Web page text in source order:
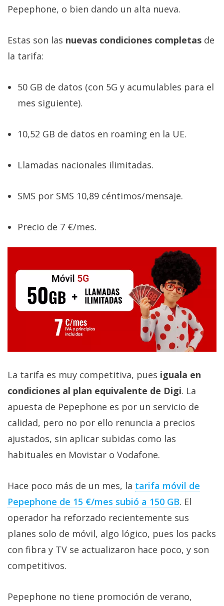
Pepephone, o bien dando un alta nueva.
Estas son las nuevas condiciones completas de
la tarifa:
50 GB de datos (con 5G y acumulables para el
mes siguiente).
10,52 GB de datos en roaming en la UE.
Llamadas nacionales ilimitadas.
SMS por SMS 10,89 céntimos/mensaje.
Precio de 7 €/mes.
La tarifa es muy competitiva, pues iguala en
condiciones al plan equivalente de Digi. La
apuesta de Pepephone es por un servicio de
calidad, pero no por ello renuncia a precios
ajustados, sin aplicar subidas como las
habituales en Movistar o Vodafone.
Hace poco más de un mes, la tarifa móvil de
Pepephone de 15 €/mes subió a 150 GB‎. El
operador ha reforzado recientemente sus
planes solo de móvil, algo lógico, pues los packs
con fibra y TV se actualizaron hace poco, y son
competitivos.
Pepephone no tiene promoción de verano,